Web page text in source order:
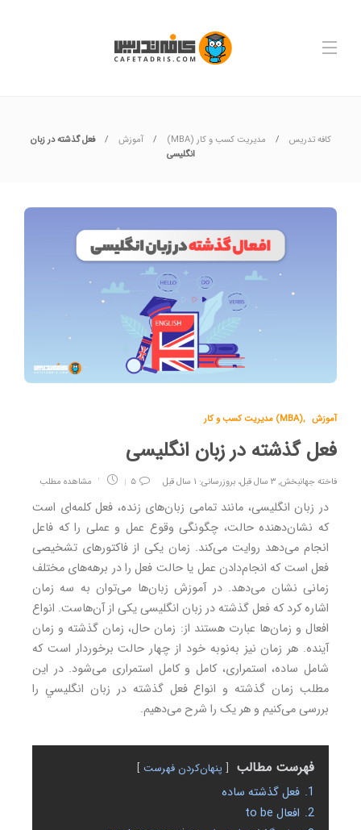
کافه تدریس مدیریت کسب و کار (MBA) آموزش
فعل گذشته در زبان
انگلیسی
مدیریت کسب و کار (MBA), آموزش
فعل گذشته در زبان انگلیسی
فاخته جهانبخش,۳ سال قبل، بروزرسانی: ۱ سال قبل ۵ مشاهده مطلب
در زبان انگليسی، مانند تمامی زبان‌های زنده، فعل کلمه‌ای است
که نشان‌‌دهنده حالت، چگونگی وقوع عمل و عملی را که فاعل
انجام می‌دهد روایت می‌کند. زمان یکی از فاكتورهای تشخيصی
فعل است كه انجام‌دادن عمل يا حالت فعل را در برهه‌های مختلف
زمانی نشان می‌دهد. در آموزش زبان‌ها می‌توان به سه زمان
اشاره کرد که فعل گذشته در زبان انگلیسی یکی از آن‌هاست. انواع
افعال و زمان‌ها عبارت هستند از: زمان حال، زمان گذشته و زمان
آینده. هر زمان نیز به‌نوبه خود از چهار حالت برخوردار است که
شامل ساده، استمراری، کامل و کامل استمراری می‌شود. در اين
مطلب زمان گذشته و انواع فعل گذشته در زبان انگليسي را
بررسی می‌کنیم و هر یک را شرح می‌دهیم.
فهرست مطالب پنهان‌کردن فهرست
1. فعل گذشته ساده
2. افعال to be